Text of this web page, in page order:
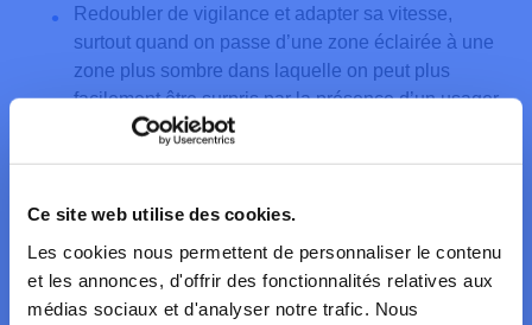
Ce site web utilise des cookies.
Les cookies nous permettent de personnaliser le contenu
et les annonces, d'offrir des fonctionnalités relatives aux
médias sociaux et d'analyser notre trafic. Nous
Redoubler de vigilance et adapter sa vitesse,
surtout quand on passe d’une zone éclairée à une
zone plus sombre dans laquelle on peut plus
facilement être surpris par la présence d’un usager,
et en cas de pluie où le reflet des phares et de
désembuées. Les reflets sur les vitres peuvent
masquer la présence d’un piéton ou d’un cycliste.